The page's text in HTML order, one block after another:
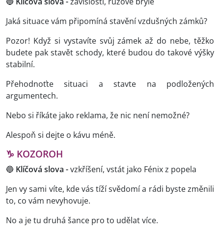
Jaká situace vám připomíná stavění vzdušných zámků?
Pozor! Když si vystavíte svůj zámek až do nebe, těžko
budete pak stavět schody, které budou do takové výšky
stabilní.
Přehodnoťte situaci a stavte na podložených
argumentech.
Nebo si říkáte jako reklama, že nic není nemožné?
Alespoň si dejte o kávu méně.
♑ KOZOROH
🔵 Klíčová slova -vzkříšení, vstát jako Fénix z popela
Jen vy sami víte, kde vás tíží svědomí a rádi byste změnili
to, co vám nevyhovuje.
No a je tu druhá šance pro to udělat více.